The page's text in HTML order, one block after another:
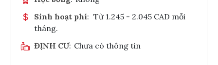
Sinh hoạt phí: Từ 1.245 - 2.045 CAD mỗi
tháng.
ĐỊNH CƯ: Chưa có thông tin